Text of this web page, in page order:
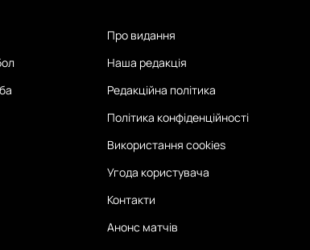
Про видання
Наша редакція
Редакційна політика
Політика конфіденційності
Використання cookies
Угода користувача
Контакти
Анонс матчів